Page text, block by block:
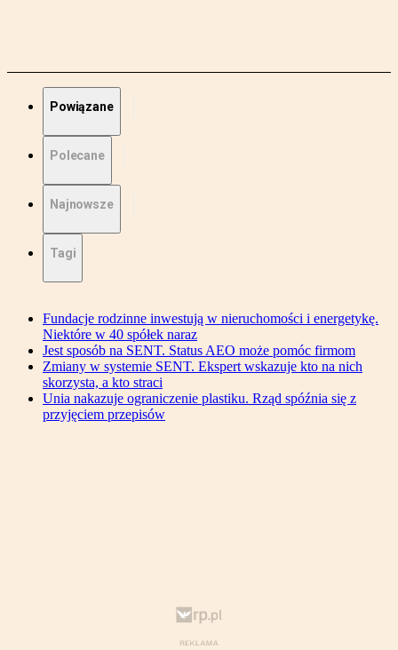
Powiązane
Polecane
Najnowsze
Tagi
Fundacje rodzinne inwestują w nieruchomości i energetykę.
Niektóre w 40 spółek naraz
Jest sposób na SENT. Status AEO może pomóc firmom
Zmiany w systemie SENT. Ekspert wskazuje kto na nich
skorzysta, a kto straci
Unia nakazuje ograniczenie plastiku. Rząd spóźnia się z
przyjęciem przepisów